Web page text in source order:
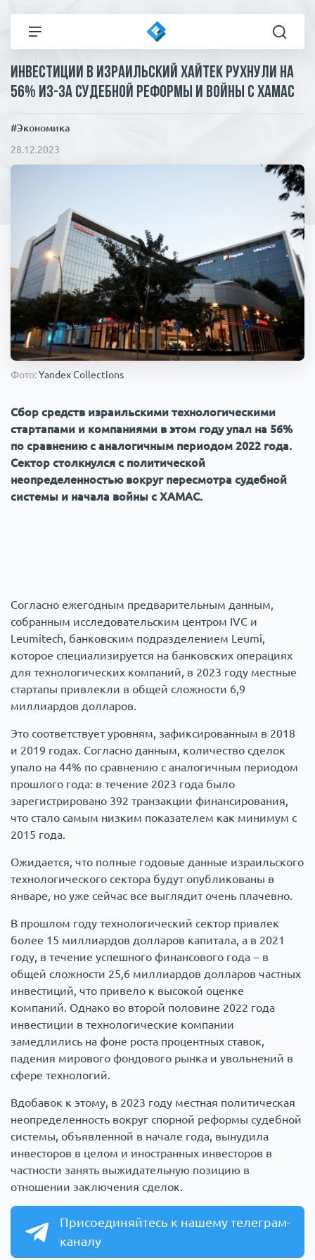
Все новости
Общество
Коронавирус
Происшествия
Армия
Технологии
Статьи
ЧП И КРИМИНАЛ
1000 мелочей
Инвестиции в израильский хайтек рухнули на
56% из-за судебной реформы и войны с ХАМАС
#Экономика
28.12.2023
Фото:Yandex Collections
Сбор средств израильскими технологическими
стартапами и компаниями в этом году упал на 56%
по сравнению с аналогичным периодом 2022 года.
Сектор столкнулся с политической
неопределенностью вокруг пересмотра судебной
системы и начала войны с ХАМАС.
Согласно ежегодным предварительным данным,
собранным исследовательским центром IVC и
Leumitech, банковским подразделением Leumi,
которое специализируется на банковских операциях
для технологических компаний, в 2023 году местные
стартапы привлекли в общей сложности 6,9
миллиардов долларов.
Это соответствует уровням, зафиксированным в 2018
и 2019 годах. Согласно данным, количество сделок
упало на 44% по сравнению с аналогичным периодом
прошлого года: в течение 2023 года было
зарегистрировано 392 транзакции финансирования,
что стало самым низким показателем как минимум с
2015 года.
Ожидается, что полные годовые данные израильского
технологического сектора будут опубликованы в
январе, но уже сейчас все выглядит очень плачевно.
В прошлом году технологический сектор привлек
более 15 миллиардов долларов капитала, а в 2021
году, в течение успешного финансового года − в
общей сложности 25,6 миллиардов долларов частных
инвестиций, что привело к высокой оценке
компаний. Однако во второй половине 2022 года
инвестиции в технологические компании
замедлились на фоне роста процентных ставок,
падения мирового фондового рынка и увольнений в
сфере технологий.
Вдобавок к этому, в 2023 году местная политическая
неопределенность вокруг спорной реформы судебной
системы, объявленной в начале года, вынудила
инвесторов в целом и иностранных инвесторов в
частности занять выжидательную позицию в
отношении заключения сделок.
Присоединяйтесь к нашему телеграм-
каналу